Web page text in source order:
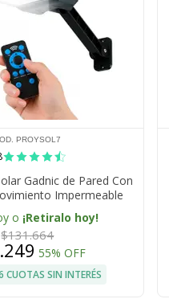
PROYSOL7
Gadnic de Pared Con
Impermeable
o ¡Retiralo hoy!
$131.664
55% OFF
CUOTAS SIN INTERÉS